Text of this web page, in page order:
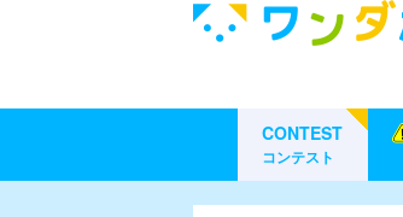
CONTEST
コンテスト